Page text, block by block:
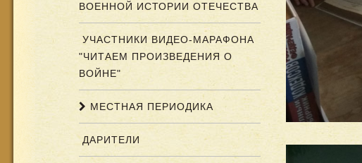
ВОЕННОЙ ИСТОРИИ ОТЕЧЕСТВА
УЧАСТНИКИ ВИДЕО-МАРАФОНА
"ЧИТАЕМ ПРОИЗВЕДЕНИЯ О
ВОЙНЕ"
МЕСТНАЯ ПЕРИОДИКА
ДАРИТЕЛИ